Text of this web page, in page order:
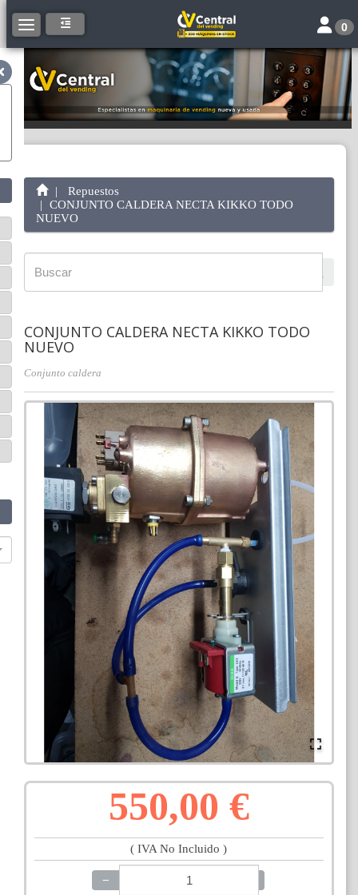
Toggle navigation Toggle
0
Repuestos
CONJUNTO CALDERA NECTA KIKKO TODO
NUEVO
CONJUNTO CALDERA NECTA KIKKO TODO
NUEVO
Conjunto caldera
550,00 €
( IVA No Incluido )
−